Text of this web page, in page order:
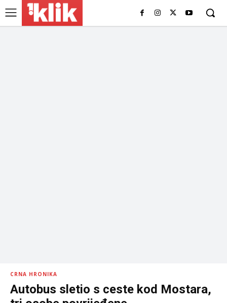
CRNA HRONIKA
Autobus sletio s ceste kod Mostara,